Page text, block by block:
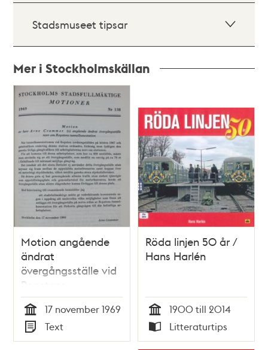
Stadsmuseet tipsar
Mer i Stockholmskällan
Relaterade
poster
och
teman
Motion angående
ändrat
övergångsställe vid
Ropstens
tunnelbanestation
Tid
17 november 1969
Typ
Text
Röda linjen 50 år /
Hans Harlén
Tid
1900 till 2014
Typ
Litteraturtips